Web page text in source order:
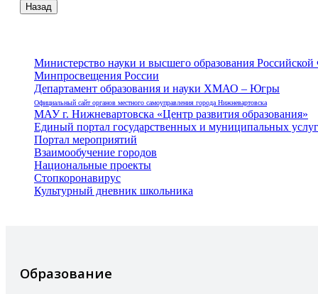
Назад
Министерство науки и высшего образования
Минпросвещения России
Департамент образования и науки ХМАО – Югры
Официальный сайт органов местного самоуправления города Нижневартовска
МАУ г. Нижневартовска «Центр развития образования»
Единый портал государственных и муниципальных услуг
Портал мероприятий
Взаимообучение городов
Национальные проекты
Стопкоронавирус
Культурный дневник школьника
Образование